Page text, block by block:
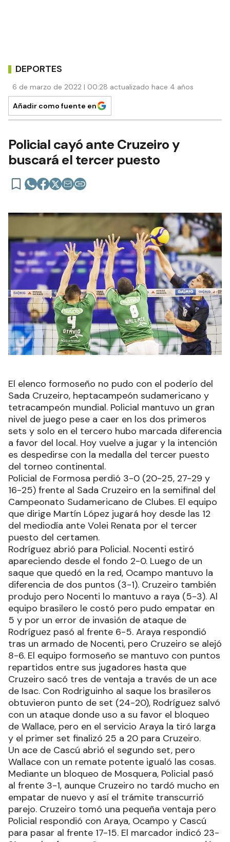
DEPORTES
6 de marzo de 2022 | 00:28 actualizado hace 4 años
Añadir como fuente en
Policial cayó ante Cruzeiro y
buscará el tercer puesto
El elenco formoseño no pudo con el poderío del
Sada Cruzeiro, heptacampeón sudamericano y
tetracampeón mundial. Policial mantuvo un gran
nivel de juego pese a caer en los dos primeros
sets y solo en el tercero hubo marcada diferencia
a favor del local. Hoy vuelve a jugar y la intención
es despedirse con la medalla del tercer puesto
del torneo continental.
Policial de Formosa perdió 3-0 (20-25, 27-29 y
16-25) frente al Sada Cruzeiro en la semifinal del
Campeonato Sudamericano de Clubes. El equipo
que dirige Martín López jugará hoy desde las 12
del mediodía ante Volei Renata por el tercer
puesto del certamen.
Rodríguez abrió para Policial. Nocenti estiró
apareciendo desde el fondo 2-0. Luego de un
saque que quedó en la red, Ocampo mantuvo la
diferencia de dos puntos (3-1). Cruzeiro también
produjo pero Nocenti lo mantuvo a raya (5-3). Al
equipo brasilero le costó pero pudo empatar en
5 y por un error de invasión de ataque de
Rodríguez pasó al frente 6-5. Araya respondió
tras un armado de Nocenti, pero Cruzeiro se alejó
8-6. El equipo formoseño se mantuvo con puntos
repartidos entre sus jugadores hasta que
Cruzeiro sacó tres de ventaja a través de un ace
de Isac. Con Rodriguinho al saque los brasileros
obtuvieron punto de set (24-20), Rodríguez salvó
con un ataque donde uso a su favor el bloqueo
de Wallace, pero en el servicio Araya la tiró larga
y el primer set finalizó 25 a 20 para Cruzeiro.
Un ace de Cascú abrió el segundo set, pero
Wallace con un remate potente igualó las cosas.
Mediante un bloqueo de Mosquera, Policial pasó
al frente 3-1, aunque Cruzeiro no tardó mucho en
empatar de nuevo y así el trámite transcurrió
parejo. Cruzeiro tomó una pequeña ventaja pero
Policial respondió con Araya, Ocampo y Cascú
para pasar al frente 17-15. El marcador indicó 23-